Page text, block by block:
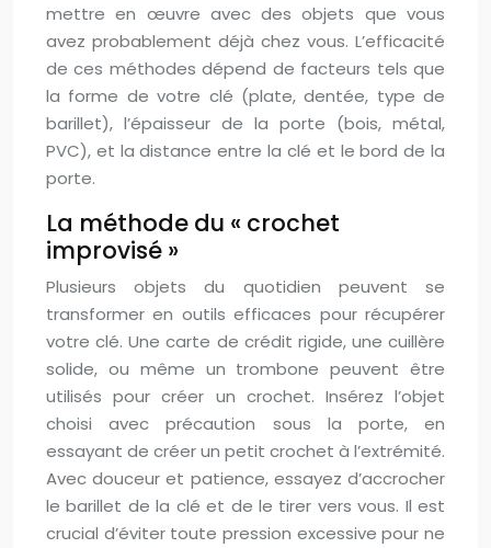
mettre en œuvre avec des objets que vous
avez probablement déjà chez vous. L’efficacité
de ces méthodes dépend de facteurs tels que
la forme de votre clé (plate, dentée, type de
barillet), l’épaisseur de la porte (bois, métal,
PVC), et la distance entre la clé et le bord de la
porte.
La méthode du « crochet
improvisé »
Plusieurs objets du quotidien peuvent se
transformer en outils efficaces pour récupérer
votre clé. Une carte de crédit rigide, une cuillère
solide, ou même un trombone peuvent être
utilisés pour créer un crochet. Insérez l’objet
choisi avec précaution sous la porte, en
essayant de créer un petit crochet à l’extrémité.
Avec douceur et patience, essayez d’accrocher
le barillet de la clé et de le tirer vers vous. Il est
crucial d’éviter toute pression excessive pour ne